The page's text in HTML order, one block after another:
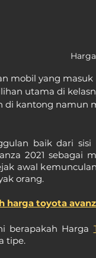
mobil yang
utama di
di kantong
baik dari
2021 sebagai
awal
orang.
harga toyota
berapakah Harga
tipe.